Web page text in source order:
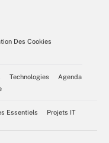
Des Cookies
Technologies
Agenda
Essentiels Projets IT